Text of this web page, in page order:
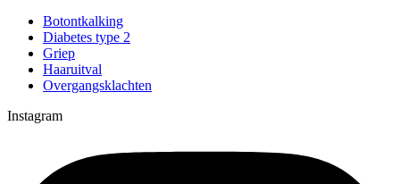
Botontkalking
Diabetes type 2
Griep
Haaruitval
Overgangsklachten
Instagram